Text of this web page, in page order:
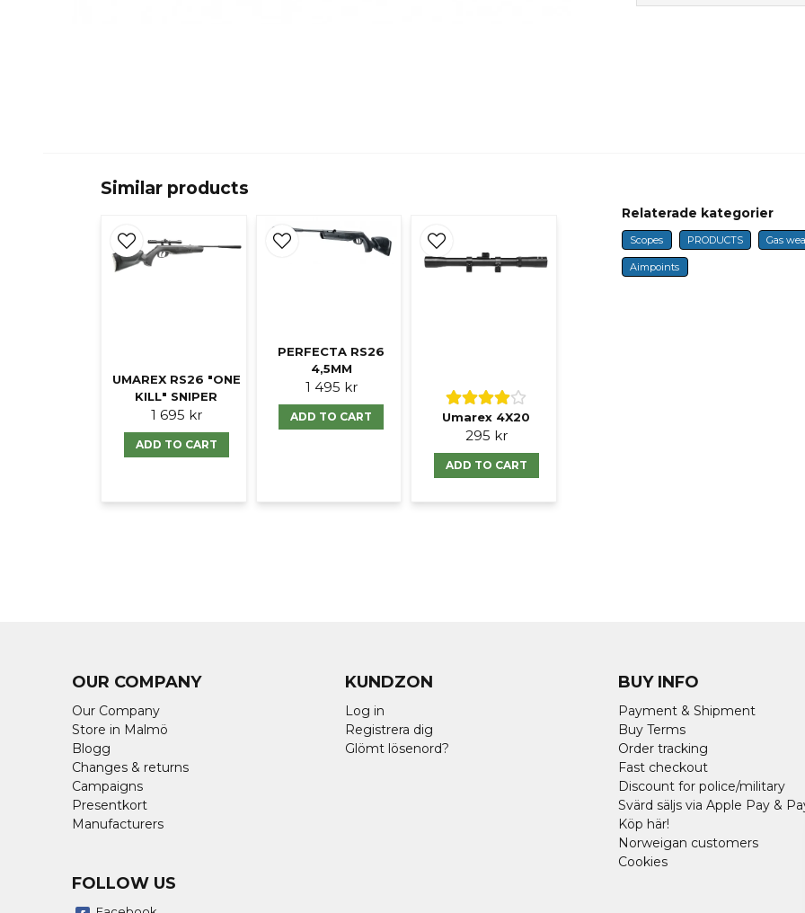
Ja, ni får
Similar products
UMAREX RS26 "ONE
KILL" SNIPER
1 695 kr
ADD TO CART
PERFECTA RS26
4,5MM
1 495 kr
ADD TO CART Umarex 4X20
295 kr
ADD TO CART
Relaterade kategorier
Scopes PRODUCTS Gas
Aimpoints
OUR COMPANY
Our Company
Store in Malmö
Blogg
Changes & returns
Campaigns
Presentkort
Manufacturers
KUNDZON
Log in
Registrera dig
Glömt lösenord?
BUY INFO
Payment & Shipment
Buy Terms
Order tracking
Fast checkout
Discount for police/military
Svärd säljs via Apple Pay &
Köp här!
Norweigan customers
Cookies
FOLLOW US